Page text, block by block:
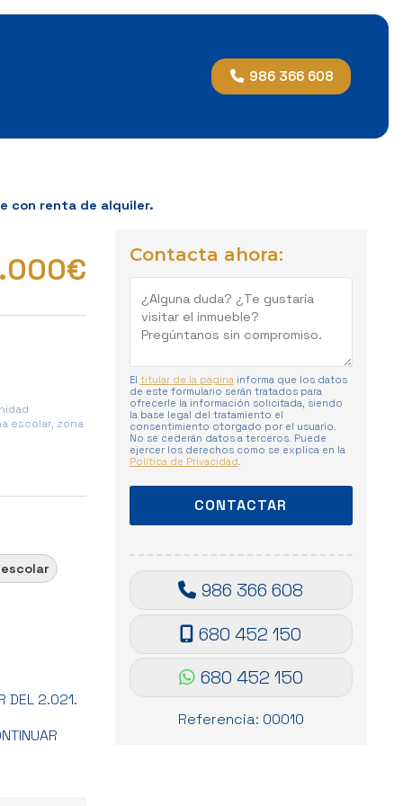
986 366 608
con renta de alquiler.
Contacta ahora:
El titular de la páginainforma que los datos
de este formulario serán tratados para
ofrecerle la información solicitada, siendo
la base legal del tratamiento el
consentimiento otorgado por el usuario.
No se cederán datos a terceros. Puede
ejercer los derechos como se explica en la
Política de Privacidad.
986 366 608
680 452 150
680 452 150
Referencia: 00010
escolar, zona
DEL 2.021.